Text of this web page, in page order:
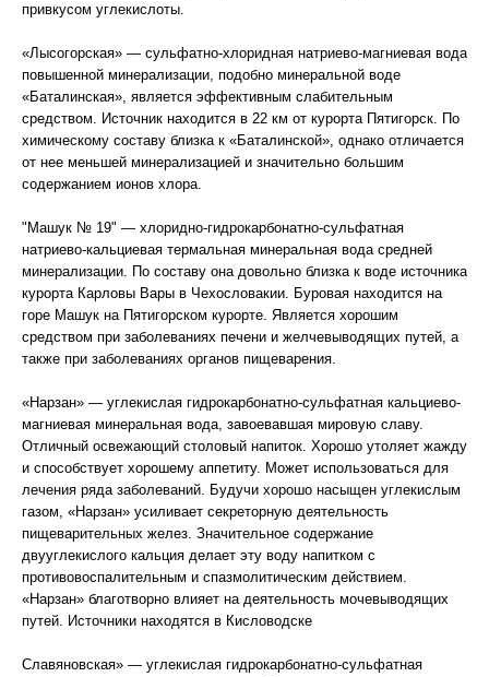
привкусом углекислоты.
«Лысогорская» — сульфатно-хлоридная натриево-магниевая вода
повышенной минерализации, подобно минеральной воде
«Баталинская», является эффективным слабительным
средством. Источник находится в 22 км от курорта Пятигорск. По
химическому составу близка к «Баталинской», однако отличается
от нее меньшей минерализацией и значительно большим
содержанием ионов хлора.
"Машук № 19" — хлоридно-гидрокарбонатно-сульфатная
натриево-кальциевая термальная минеральная вода средней
минерализации. По составу она довольно близка к воде источника
курорта Карловы Вары в Чехословакии. Буровая находится на
горе Машук на Пятигорском курорте. Является хорошим
средством при заболеваниях печени и желчевыводящих путей, а
также при заболеваниях органов пищеварения.
«Нарзан» — углекислая гидрокарбонатно-сульфатная кальциево-
магниевая минеральная вода, завоевавшая мировую славу.
Отличный освежающий столовый напиток. Хорошо утоляет жажду
и способствует хорошему аппетиту. Может использоваться для
лечения ряда заболеваний. Будучи хорошо насыщен углекислым
газом, «Нарзан» усиливает секреторную деятельность
пищеварительных желез. Значительное содержание
двууглекислого кальция делает эту воду напитком с
противовоспалительным и спазмолитическим действием.
«Нарзан» благотворно влияет на деятельность мочевыводящих
путей. Источники находятся в Кисловодске
Славяновская» — углекислая гидрокарбонатно-сульфатная